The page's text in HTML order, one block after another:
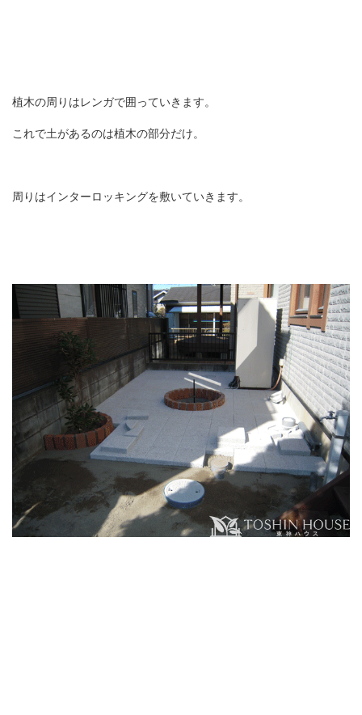
植木の周りはレンガで囲っていきます。
これで土があるのは植木の部分だけ。
周りはインターロッキングを敷いていきます。